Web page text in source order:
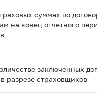
суммах по
на конец отчетного
заключенных
разрезе страховщиков